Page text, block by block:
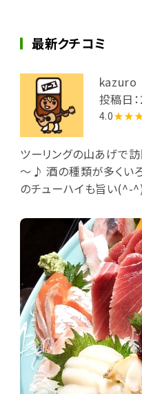
最新クチコミ
kazuro
投稿日
4.0
ツーリングの山あげで
～♪ 酒の種類が多くい
のチューハイも旨い(^-